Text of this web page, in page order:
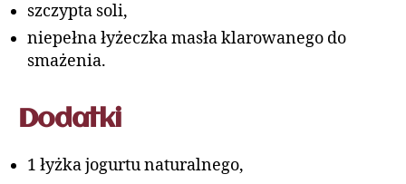
szczypta soli,
niepełna łyżeczka masła klarowanego do
smażenia.
Dodatki
1 łyżka jogurtu naturalnego,